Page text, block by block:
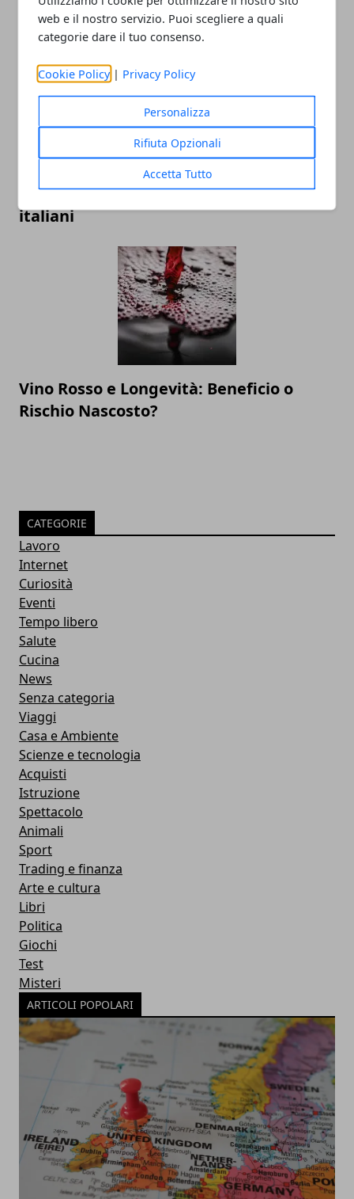
web e il nostro servizio. Puoi scegliere a quali
categorie dare il tuo consenso.
Cookie Policy | Privacy Policy
Personalizza
Rifiuta Opzionali
Accetta Tutto
I migliori lavori da fare da casa nel 2025
Come trascorrono il tempo libero gli
italiani
Vino Rosso e Longevità: Beneficio o
Rischio Nascosto?
CATEGORIE
Lavoro
Internet
Curiosità
Eventi
Tempo libero
Salute
Cucina
News
Senza categoria
Viaggi
Casa e Ambiente
Scienze e tecnologia
Acquisti
Istruzione
Spettacolo
Animali
Sport
Trading e finanza
Arte e cultura
Libri
Politica
Giochi
Test
Misteri
ARTICOLI POPOLARI